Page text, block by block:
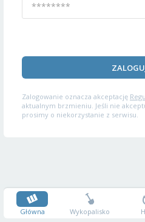
Zalogowanie oznacza akceptację
aktualnym brzmieniu. Jeśli nie
prosimy o niekorzystanie z serwisu.
Główna Wykopalisko